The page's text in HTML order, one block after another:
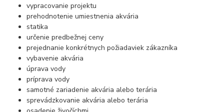
vypracovanie projektu
prehodnotenie umiestnenia akvária
statika
určenie predbežnej ceny
prejednanie konkrétnych požiadaviek zákazníka
vybavenie akvária
úprava vody
príprava vody
samotné zariadenie akvária alebo terária
sprevádzkovanie akvária alebo terária